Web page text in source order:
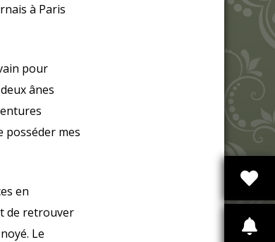
à Paris
pour
ânes
posséder mes
en
de retrouver
Le